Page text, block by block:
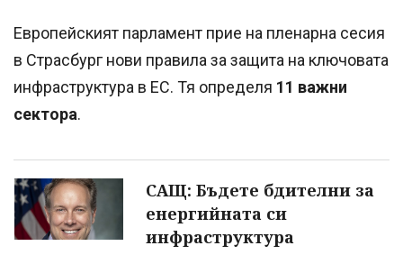
Европейският парламент прие на пленарна сесия
в Страсбург нови правила за защита на ключовата
инфраструктура в ЕС. Тя определя 11 важни
сектора.
САЩ: Бъдете бдителни за
енергийната си
инфраструктура